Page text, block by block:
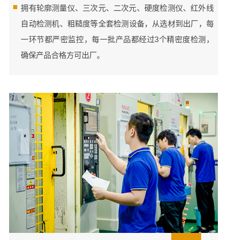
拥有轮廓测量仪、三次元、二次元、硬度检测仪、红外线
自动检测机、粗糙度等全套检测设备，从选材到出厂，每
一环节都严密监控，每一批产品都经过3个精密度检测，
确保产品合格方可出厂。